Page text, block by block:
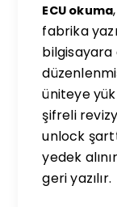
ECU okuma
fabrika
bilgisayara
üniteye
şifreli
unlock
yedek
geri yazılır.